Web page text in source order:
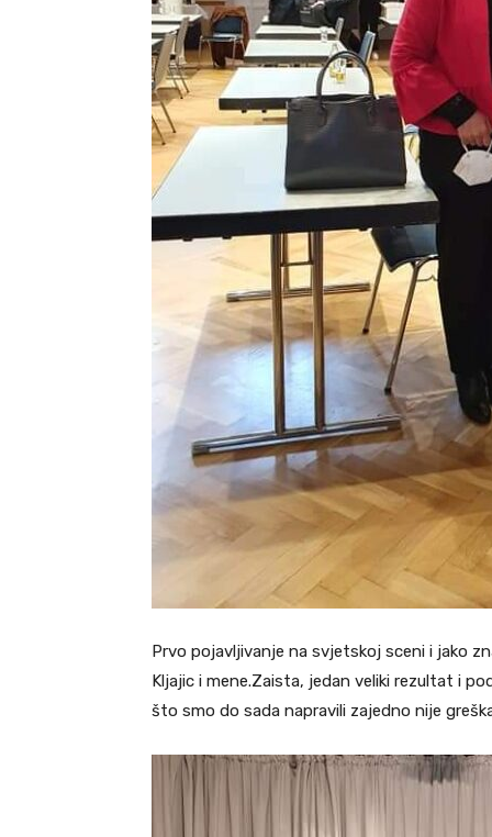
Prvo pojavljivanje na svjetskoj sceni i jako
Kljajic i mene.Zaista, jedan veliki rezultat i
što smo do sada napravili zajedno nije